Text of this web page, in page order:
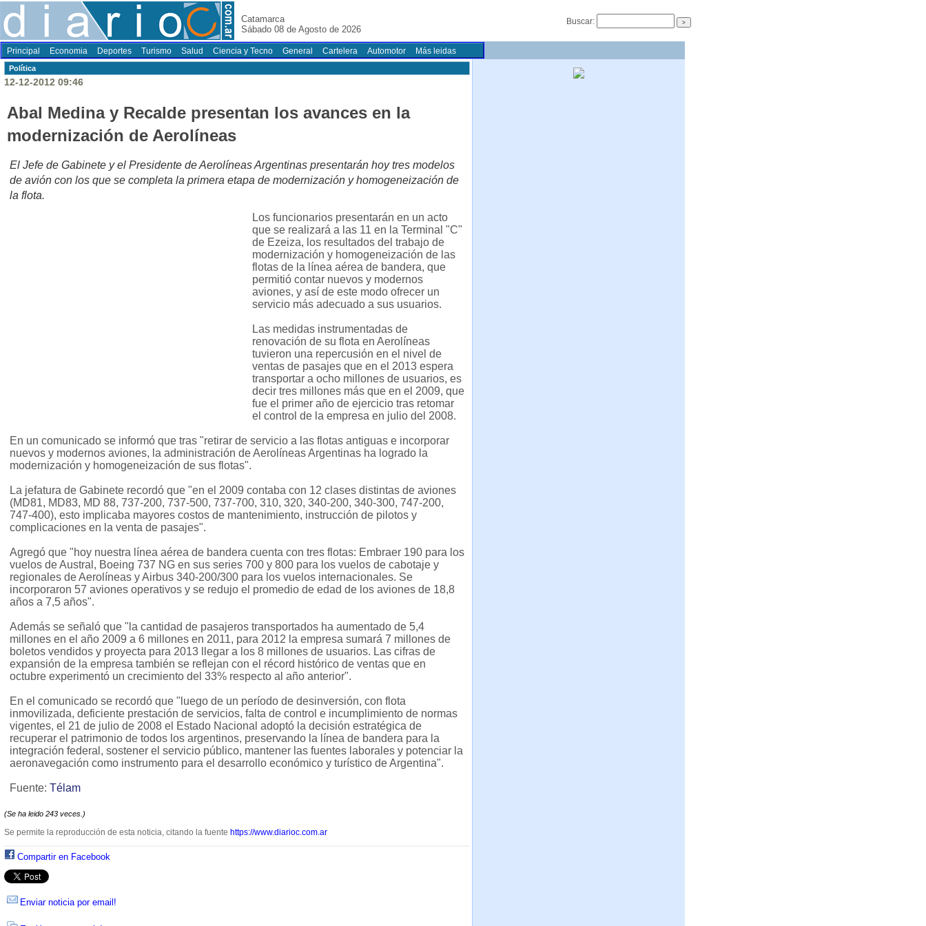
Catamarca
Sábado 08 de Agosto de 2026
Buscar:
Principal Economia Deportes Turismo Salud Ciencia y Tecno General Cartelera Automotor Más leidas
Polí­tica
12-12-2012 09:46
Abal Medina y Recalde presentan los avances en la
modernización de Aerolíneas
El Jefe de Gabinete y el Presidente de Aerolíneas Argentinas presentarán hoy tres modelos
de avión con los que se completa la primera etapa de modernización y homogeneización de
la flota.
Los funcionarios presentarán en un acto
que se realizará a las 11 en la Terminal "C"
de Ezeiza, los resultados del trabajo de
modernización y homogeneización de las
flotas de la línea aérea de bandera, que
permitió contar nuevos y modernos
aviones, y así de este modo ofrecer un
servicio más adecuado a sus usuarios.
Las medidas instrumentadas de
renovación de su flota en Aerolíneas
tuvieron una repercusión en el nivel de
ventas de pasajes que en el 2013 espera
transportar a ocho millones de usuarios, es
decir tres millones más que en el 2009, que
fue el primer año de ejercicio tras retomar
el control de la empresa en julio del 2008.
En un comunicado se informó que tras "retirar de servicio a las flotas antiguas e incorporar
nuevos y modernos aviones, la administración de Aerolíneas Argentinas ha logrado la
modernización y homogeneización de sus flotas".
La jefatura de Gabinete recordó que "en el 2009 contaba con 12 clases distintas de aviones
(MD81, MD83, MD 88, 737-200, 737-500, 737-700, 310, 320, 340-200, 340-300, 747-200,
747-400), esto implicaba mayores costos de mantenimiento, instrucción de pilotos y
complicaciones en la venta de pasajes".
Agregó que "hoy nuestra línea aérea de bandera cuenta con tres flotas: Embraer 190 para los
vuelos de Austral, Boeing 737 NG en sus series 700 y 800 para los vuelos de cabotaje y
regionales de Aerolíneas y Airbus 340-200/300 para los vuelos internacionales. Se
incorporaron 57 aviones operativos y se redujo el promedio de edad de los aviones de 18,8
años a 7,5 años".
Además se señaló que "la cantidad de pasajeros transportados ha aumentado de 5,4
millones en el año 2009 a 6 millones en 2011, para 2012 la empresa sumará 7 millones de
boletos vendidos y proyecta para 2013 llegar a los 8 millones de usuarios. Las cifras de
expansión de la empresa también se reflejan con el récord histórico de ventas que en
octubre experimentó un crecimiento del 33% respecto al año anterior".
En el comunicado se recordó que "luego de un período de desinversión, con flota
inmovilizada, deficiente prestación de servicios, falta de control e incumplimiento de normas
vigentes, el 21 de julio de 2008 el Estado Nacional adoptó la decisión estratégica de
recuperar el patrimonio de todos los argentinos, preservando la línea de bandera para la
integración federal, sostener el servicio público, mantener las fuentes laborales y potenciar la
aeronavegación como instrumento para el desarrollo económico y turístico de Argentina".
Fuente: Télam
(Se ha leido 243 veces.)
Se permite la reproducción de esta noticia, citando la fuente https://www.diarioc.com.ar
Compartir en Facebook
Enviar noticia por email!